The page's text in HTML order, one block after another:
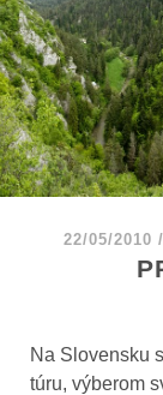
22/05/2010 /
Na Slovensku
túru, výberom